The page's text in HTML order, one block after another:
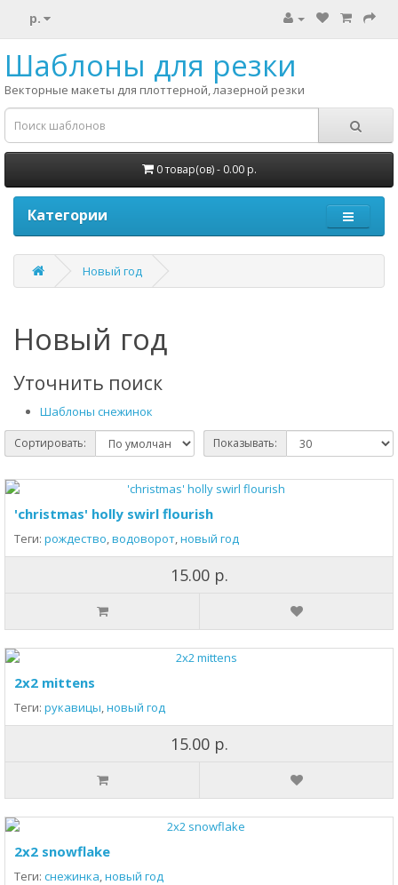
р.
Шаблоны для резки
Векторные макеты для плоттерной, лазерной резки
0 товар(ов) - 0.00 р.
Категории
Новый год
Новый год
Уточнить поиск
Шаблоны снежинок
Сортировать: Показывать:
'christmas' holly swirl flourish
Теги: рождество,водоворот,новый год
15.00 р.
2x2 mittens
Теги: рукавицы,новый год
15.00 р.
2x2 snowflake
Теги: снежинка,новый год